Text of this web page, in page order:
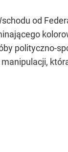
od
polityczno-